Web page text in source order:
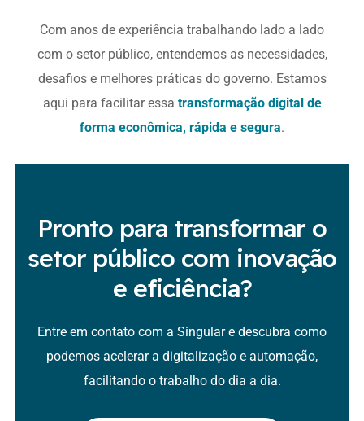
Com anos de experiência trabalhando lado a lado
com o setor público, entendemos as necessidades,
desafios e melhores práticas do governo. Estamos
aqui para facilitar essa transformação digital de
forma econômica, rápida e segura.
Pronto para transformar o
setor público com inovação
e eficiência?
Entre em contato com a Singular e descubra como
podemos acelerar a digitalização e automação,
facilitando o trabalho do dia a dia.